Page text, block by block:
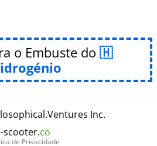
o Embuste do
.Ventures Inc.
-scooter.co
de Privacidade